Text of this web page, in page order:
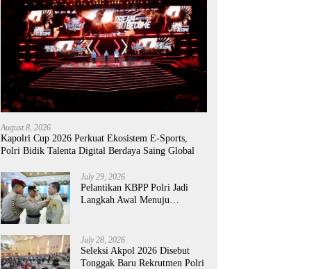
August 8, 2026
Kapolri Cup 2026 Perkuat Ekosistem E-Sports,
Polri Bidik Talenta Digital Berdaya Saing Global
July 29, 2026
Pelantikan KBPP Polri Jadi
Langkah Awal Menuju
July 28, 2026
Seleksi Akpol 2026 Disebut
Tonggak Baru Rekrutmen Polri